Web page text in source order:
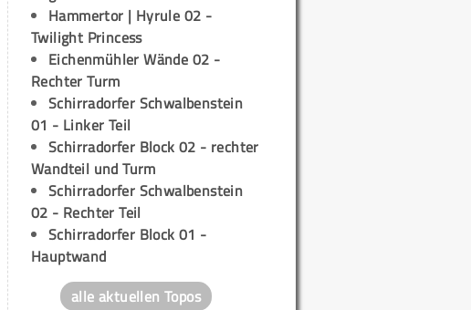
Hammertor | Hyrule 02 -
Twilight Princess
Eichenmühler Wände 02 -
Rechter Turm
Schirradorfer Schwalbenstein
01 - Linker Teil
Schirradorfer Block 02 - rechter
Wandteil und Turm
Schirradorfer Schwalbenstein
02 - Rechter Teil
Schirradorfer Block 01 -
Hauptwand
alle aktuellen Topos